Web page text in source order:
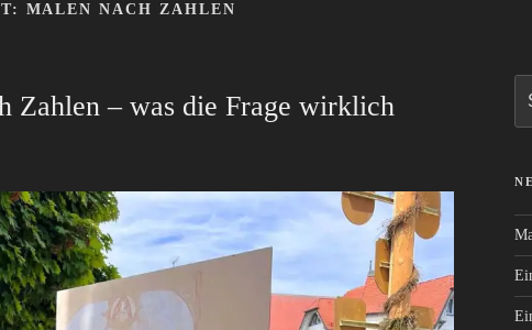
MALEN NACH ZAHLEN
Zahlen – was die Frage wirklich